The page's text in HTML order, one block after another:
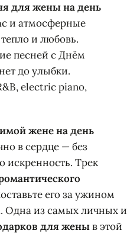
для жены на день
и атмосферные
и любовь.
песней с Днём
до улыбки.
electric piano,
жене на день
в сердце — без
искренность. Трек
его за ужином
Одна из самых личных и
для женыв этой